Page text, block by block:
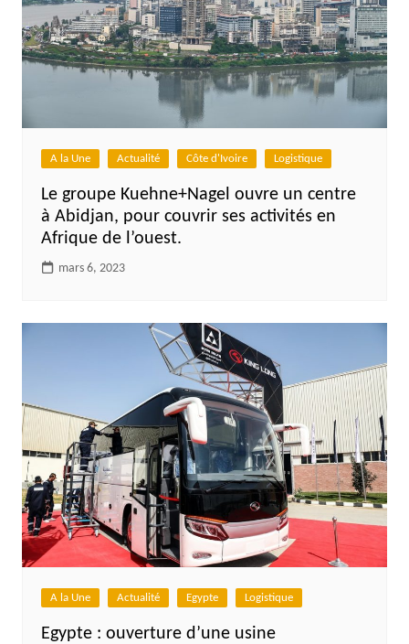
A la Une Actualité Côte d'Ivoire Logistique
Le groupe Kuehne+Nagel ouvre un centre
à Abidjan, pour couvrir ses activités en
Afrique de l’ouest.
mars 6, 2023
A la Une Actualité Egypte Logistique
Egypte : ouverture d’une usine